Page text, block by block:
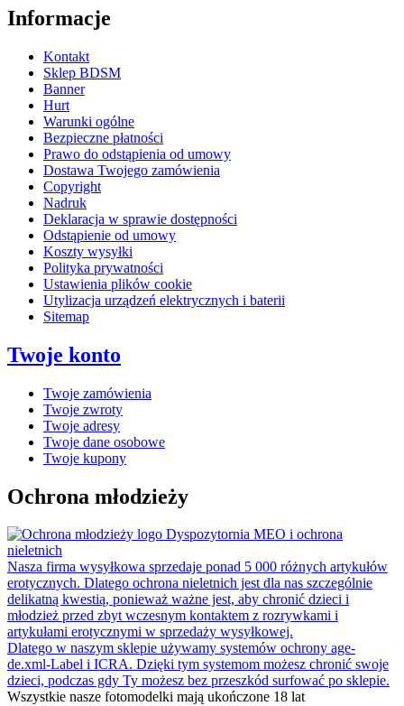
Informacje
Kontakt
Sklep BDSM
Banner
Hurt
Warunki ogólne
Bezpieczne płatności
Prawo do odstąpienia od umowy
Dostawa Twojego zamówienia
Copyright
Nadruk
Deklaracja w sprawie dostępności
Odstąpienie od umowy
Koszty wysyłki
Polityka prywatności
Ustawienia plików cookie
Utylizacja urządzeń elektrycznych i baterii
Sitemap
Twoje konto
Twoje zamówienia
Twoje zwroty
Twoje adresy
Twoje dane osobowe
Twoje kupony
Ochrona młodzieży
Dyspozytornia MEO i ochrona
nieletnich
Nasza firma wysyłkowa sprzedaje ponad 5 000 różnych artykułów
erotycznych. Dlatego ochrona nieletnich jest dla nas szczególnie
delikatną kwestią, ponieważ ważne jest, aby chronić dzieci i
młodzież przed zbyt wczesnym kontaktem z rozrywkami i
artykułami erotycznymi w sprzedaży wysyłkowej.
Dlatego w naszym sklepie używamy systemów ochrony age-
de.xml-Label i ICRA. Dzięki tym systemom możesz chronić swoje
dzieci, podczas gdy Ty możesz bez przeszkód surfować po sklepie.
Wszystkie nasze fotomodelki mają ukończone 18 lat